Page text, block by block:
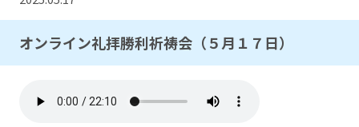
オンライン礼拝勝利祈祷会（５月１７日）